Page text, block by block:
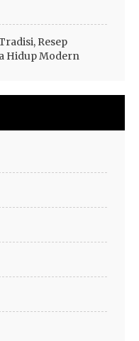
Resep
Hidup Modern